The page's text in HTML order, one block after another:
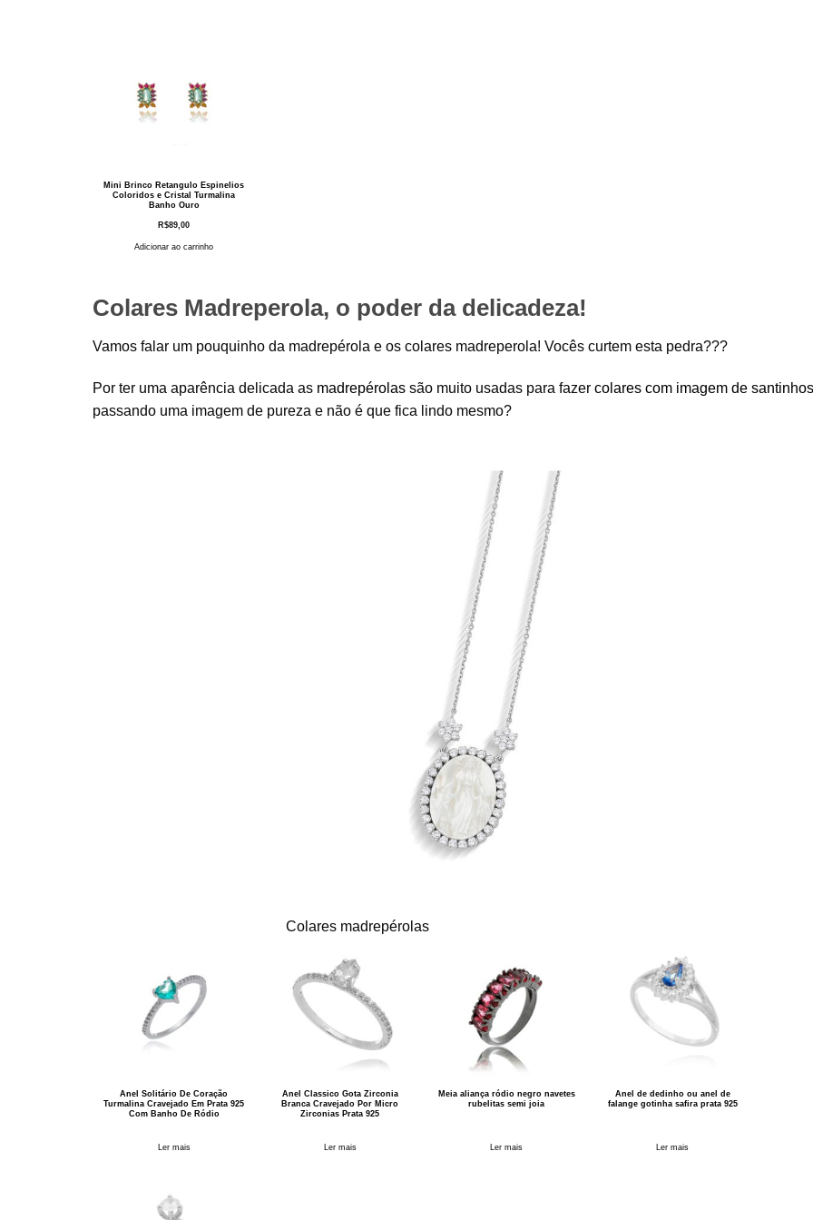
Mini Brinco Retangulo Espinelios
Coloridos e Cristal Turmalina
Banho Ouro
R$89,00
Adicionar ao carrinho
Colares Madreperola, o poder da delicadeza!
Vamos falar um pouquinho da madrepérola e os colares madreperola! Vocês curtem esta pedra???
Por ter uma aparência delicada as madrepérolas são muito usadas para fazer colares com imagem de santinhos
passando uma imagem de pureza e não é que fica lindo mesmo?
Colares madrepérolas
Anel Solitário De Coração
Turmalina Cravejado Em Prata 925
Com Banho De Ródio
Ler mais
Anel Classico Gota Zirconia
Branca Cravejado Por Micro
Zirconias Prata 925
Ler mais
Meia aliança ródio negro navetes
rubelitas semi joia
Ler mais
Anel de dedinho ou anel de
falange gotinha safira prata 925
Ler mais